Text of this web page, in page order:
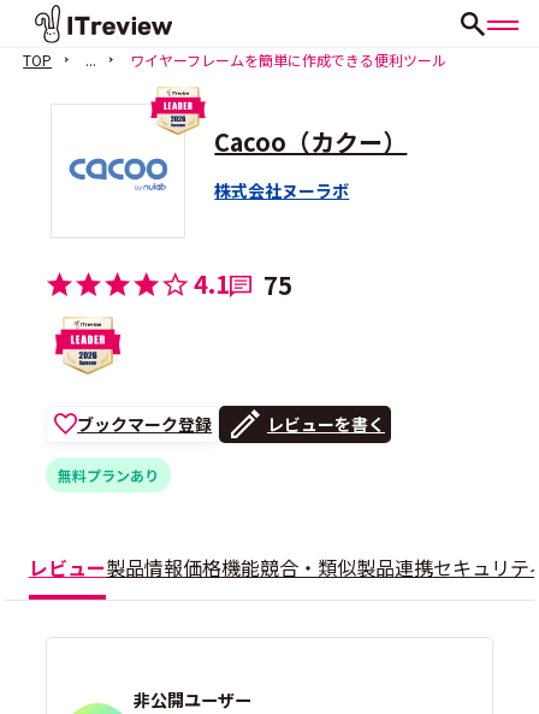
TOP ... ワイヤーフレームを簡単に作成できる便利ツール
Cacoo（カクー）
株式会社ヌーラボ
4.1 75
ブックマーク登録 レビューを書く
無料プランあり
レビュー製品情報価格機能競合・類似製品連携セキュリテ
非公開ユーザー